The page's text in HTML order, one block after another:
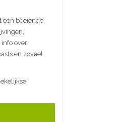
een boeiende
over
en zoveel